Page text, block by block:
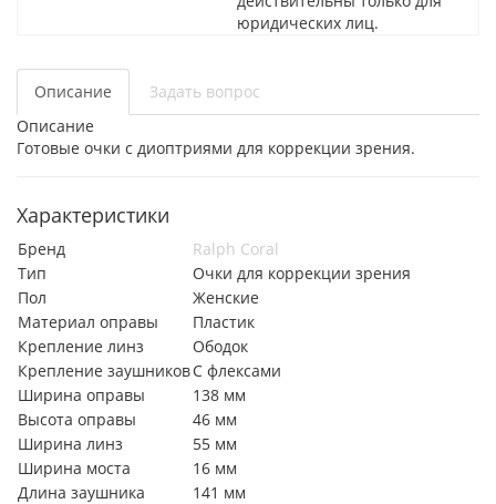
юридических лиц.
Описание
Задать вопрос
Описание
Готовые очки с диоптриями для коррекции зрения.
Характеристики
Бренд
Ralph Coral
Тип
Очки для коррекции зрения
Пол
Женские
Материал оправы
Пластик
Крепление линз
Ободок
Крепление заушниковС флексами
Ширина оправы
138 мм
Высота оправы
46 мм
Ширина линз
55 мм
Ширина моста
16 мм
Длина заушника
141 мм